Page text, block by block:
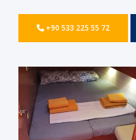
+90 533 225 55 72